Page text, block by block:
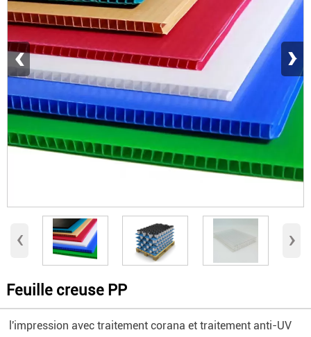
‹ ›
‹ ›
Feuille creuse PP
l'impression avec traitement corana et traitement anti-UV